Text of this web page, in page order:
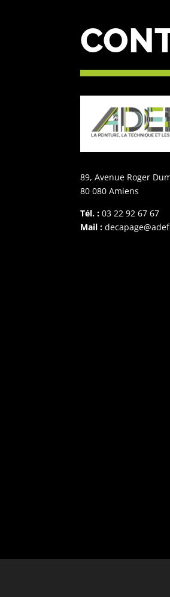
89, Avenue Roger
80 080 Amiens
Tél. : 03 22 92 67 67
Mail :